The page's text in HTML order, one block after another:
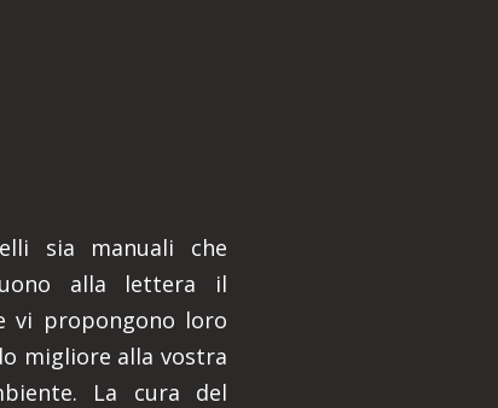
sia manuali che
alla lettera il
vi propongono loro
migliore alla vostra
La cura del